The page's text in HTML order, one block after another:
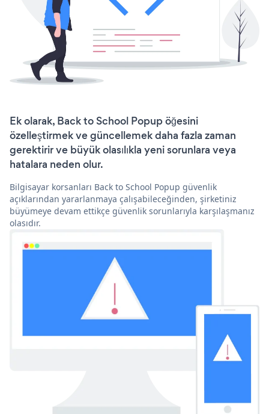
Ek olarak, Back to School Popup öğesini
özelleştirmek ve güncellemek daha fazla zaman
gerektirir ve büyük olasılıkla yeni sorunlara veya
hatalara neden olur.
Bilgisayar korsanları Back to School Popup güvenlik
açıklarından yararlanmaya çalışabileceğinden, şirketiniz
büyümeye devam ettikçe güvenlik sorunlarıyla karşılaşmanız
olasıdır.